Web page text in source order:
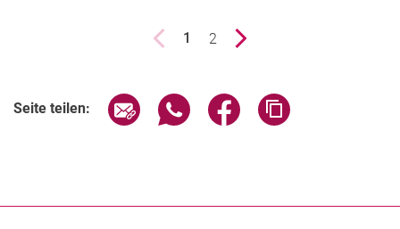
vorherige Seite
1
Seite
2 nächste Seite
Seite teilen: Seite über E-Mail teilen
Seite über WhatsApp teilen
Seite über Facebook